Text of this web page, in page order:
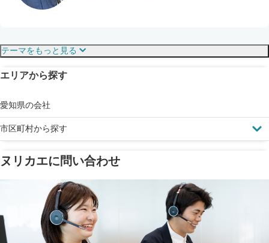
塗料の​品質を​保証
メーカー保証
見えにくい屋根も安心
ドローン診断
省エネ効果
断熱・遮熱塗料対応
テーマをもっと見る
エリアから探す
愛知県の会社
市区町村から探す
ヌリカエに問い合わせ